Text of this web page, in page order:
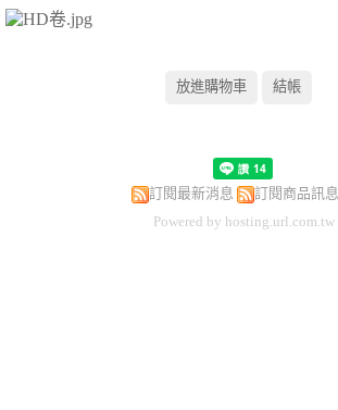
訂閱最新消息
訂閱商品訊息
Powered by hosting.url.com.tw